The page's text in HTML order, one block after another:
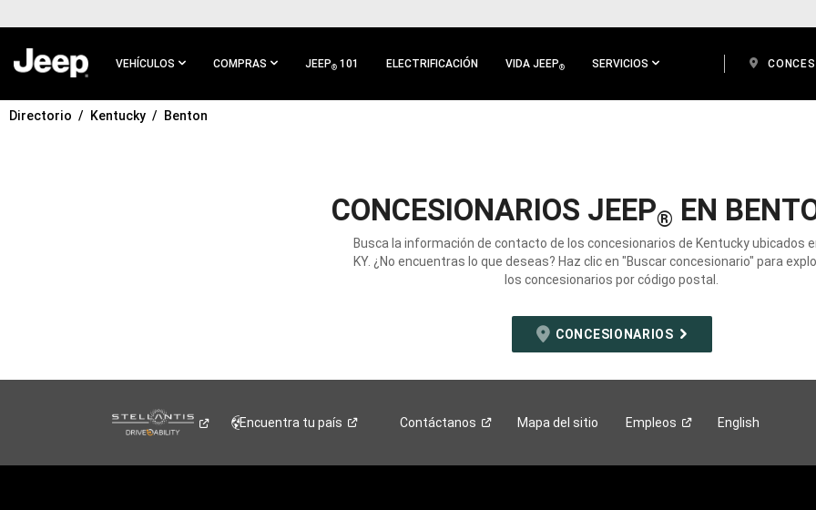
CONTENIDO
VEHÍCULOS COMPRAS JEEP® 101 ELECTRIFICACIÓN VIDA JEEP® SERVICIOS
IR A
Directorio Kentucky Benton
CONCESIONARIOS JEEP® EN
Busca la información de contacto de los concesionarios de Kentucky ubicados
KY. ¿No encuentras lo que deseas? Haz clic en "Buscar concesionario" para
los concesionarios por código postal.
CONCESIONARIOS
Encuentra tu país Contáctanos Mapa del sitio Empleos English